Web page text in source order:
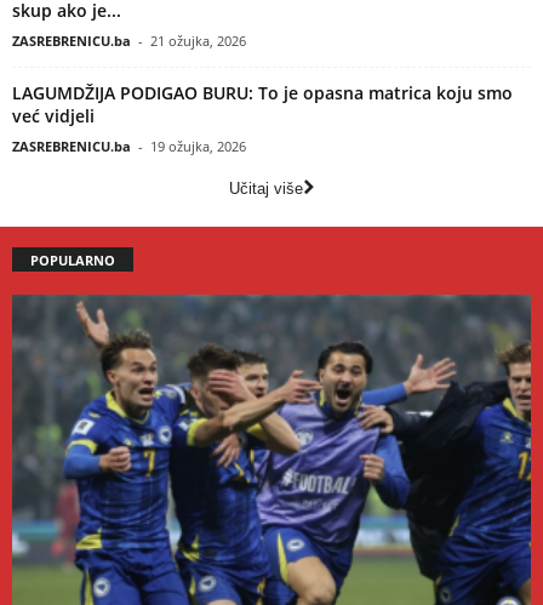
skup ako je...
ZASREBRENICU.ba - 21 ožujka, 2026
LAGUMDŽIJA PODIGAO BURU: To je opasna matrica koju smo
već vidjeli
ZASREBRENICU.ba - 19 ožujka, 2026
Učitaj više
POPULARNO